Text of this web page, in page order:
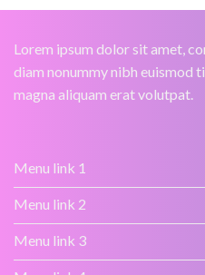
Lorem ipsum dolor sit amet,
diam nonummy nibh euismod
magna aliquam erat volutpat.
Menu link 1
Menu link 2
Menu link 3